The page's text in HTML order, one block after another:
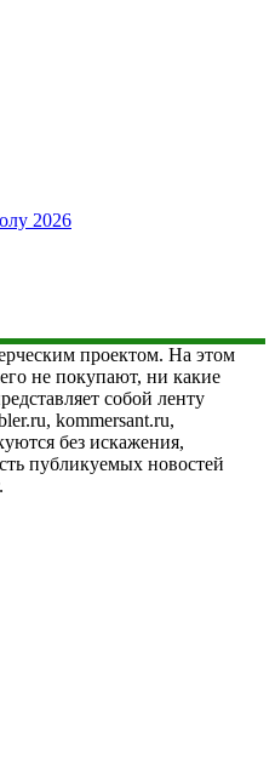
2026
проектом. На этом
не покупают, ни какие
собой ленту
kommersant.ru,
без искажения,
публикуемых новостей